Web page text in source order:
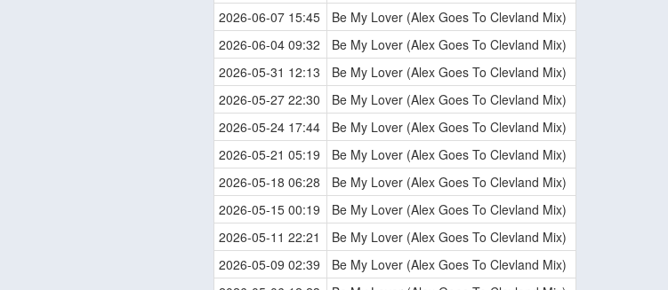
2026-06-07 15:45
Be My Lover (Alex Goes To Clevland Mix)
2026-06-04 09:32
Be My Lover (Alex Goes To Clevland Mix)
2026-05-31 12:13
Be My Lover (Alex Goes To Clevland Mix)
2026-05-27 22:30
Be My Lover (Alex Goes To Clevland Mix)
2026-05-24 17:44
Be My Lover (Alex Goes To Clevland Mix)
2026-05-21 05:19
Be My Lover (Alex Goes To Clevland Mix)
2026-05-18 06:28
Be My Lover (Alex Goes To Clevland Mix)
2026-05-15 00:19
Be My Lover (Alex Goes To Clevland Mix)
2026-05-11 22:21
Be My Lover (Alex Goes To Clevland Mix)
2026-05-09 02:39
Be My Lover (Alex Goes To Clevland Mix)